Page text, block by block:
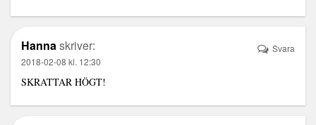
Hanna skriver:
2018-02-08 kl. 12:30
SKRATTAR HÖGT!
Svara